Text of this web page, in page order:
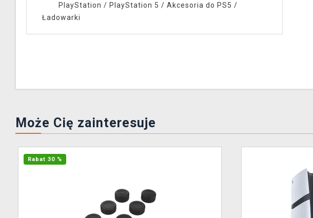
PlayStation / PlayStation 5 / Akcesoria do PS5 /
Ładowarki
Może Cię zainteresuje
Rabat 30 %